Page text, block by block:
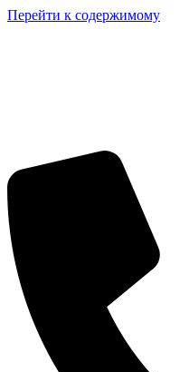
Перейти к содержимому